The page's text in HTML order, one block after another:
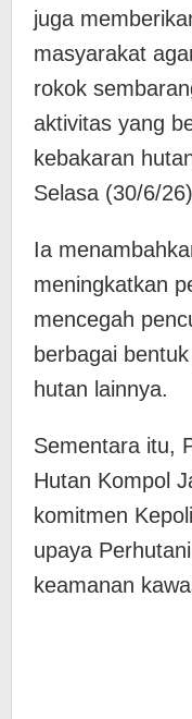
juga
masyarakat
rokok
aktivitas yang
kebakaran
Selasa (30/6/
Ia
meningkatkan
mencegah
berbagai
hutan lainnya.
Sementara itu,
Hutan Kompol
komitmen
upaya
keamanan